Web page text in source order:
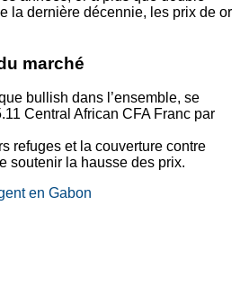
la dernière décennie, les prix de or
marché
bullish dans l’ensemble, se
Central African CFA Franc par
refuges et la couverture contre
soutenir la hausse des prix.
en Gabon